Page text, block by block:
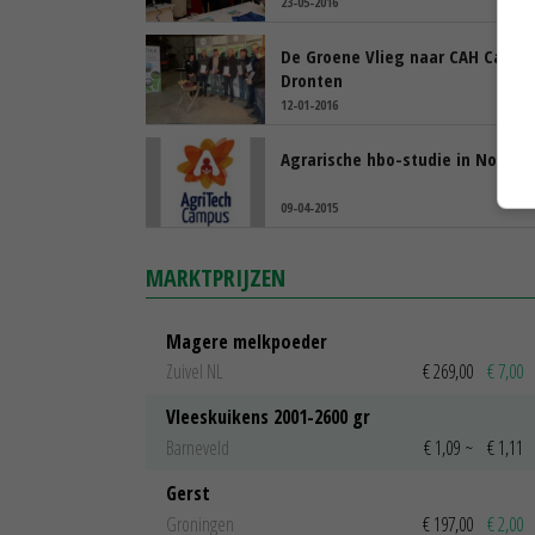
De Groene Vlieg naar CAH Campus
Dronten
12-01-2016
Agrarische hbo-studie in
09-04-2015
MARKTPRIJZEN
Magere melkpoeder
Zuivel NL
€ 269,00 € 7,00
Vleeskuikens 2001-2600 gr
Barneveld
€ 1,09 ~ € 1,11
Gerst
Groningen
€ 197,00 € 2,00